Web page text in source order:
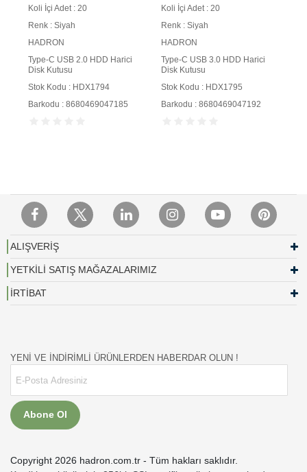
Siyah
Koli İçi Adet : 20
Renk : Siyah
HADRON
Type-C USB 2.0 HDD Harici
Disk Kutusu
Stok Kodu : HDX1794
Barkodu : 8680469047185
Siyah
Koli İçi Adet : 20
Renk : Siyah
HADRON
Type-C USB 3.0 HDD Harici
Disk Kutusu
Stok Kodu : HDX1795
Barkodu : 8680469047192
ALIŞVERİŞ
YETKİLİ SATIŞ MAĞAZALARIMIZ
İRTİBAT
YENİ VE İNDİRİMLİ ÜRÜNLERDEN HABERDAR OLUN !
Abone Ol
Copyright 2026 hadron.com.tr - Tüm hakları saklıdır.